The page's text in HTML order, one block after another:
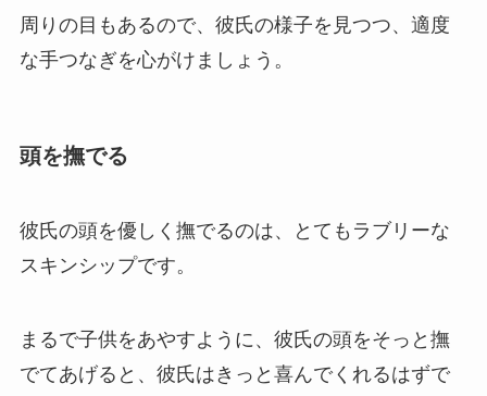
周りの目もあるので、彼氏の様子を見つつ、適度
な手つなぎを心がけましょう。
頭を撫でる
彼氏の頭を優しく撫でるのは、とてもラブリーな
スキンシップです。
まるで子供をあやすように、彼氏の頭をそっと撫
でてあげると、彼氏はきっと喜んでくれるはずで